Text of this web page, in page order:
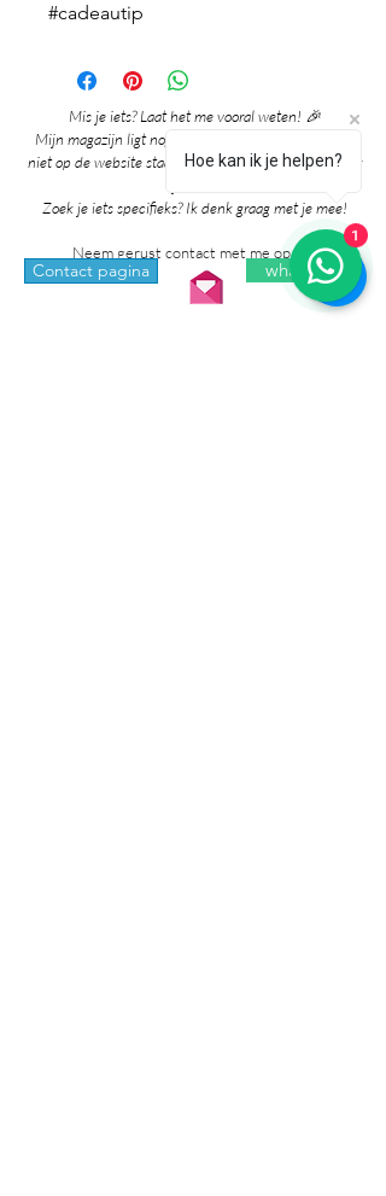
#cadeautip
Mis je iets? Laat het me vooral weten! 🎉
Mijn magazijn ligt nog vol mooie producten die nog
niet op de website staan. Grote kans dat ik het al voor
Zoek je iets specifieks? Ik denk graag met je mee!
Neem gerust contact met me op via:
Contact pagina whatsapp
Hoe kan ik je helpen?
1